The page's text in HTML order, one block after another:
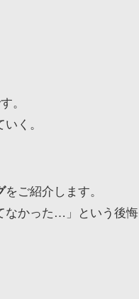
。
く。
をご紹介します。
なかった…」という後悔